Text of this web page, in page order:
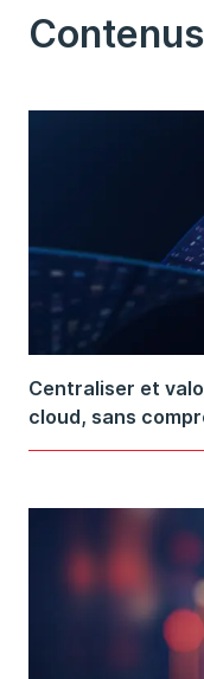
Centraliser et
cloud, sans